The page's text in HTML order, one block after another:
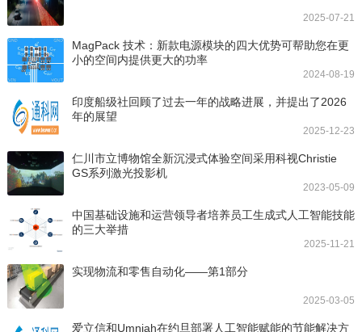
2025-07-21
MagPack 技术：新款电源模块的四大优势可帮助您在更
小的空间内提供更大的功率
2024-08-19
印度船级社回顾了过去一年的战略进展，并提出了2026
年的展望
2025-12-23
仁川市立博物馆全新沉浸式体验空间采用科视Christie
GS系列激光投影机
2023-05-09
中国基础设施和运营领导者培养员工生成式人工智能技能
的三大举措
2025-11-21
实现物流和零售自动化——第1部分
2025-03-05
爱立信和Umniah在约旦部署人工智能赋能的节能解决方